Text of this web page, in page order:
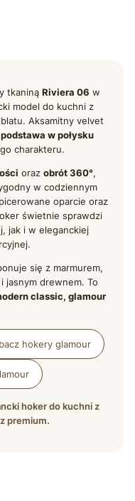
tkaniną Riviera 06 w
model do kuchni z
Aksamitny velvet
podstawa w połysku
charakteru.
oraz obrót 360°,
w codziennym
oparcie oraz
świetnie sprawdzi
jak i w eleganckiej
się z marmurem,
jasnym drewnem. To
classic, glamour
hokery glamour
hoker do kuchni z
premium.